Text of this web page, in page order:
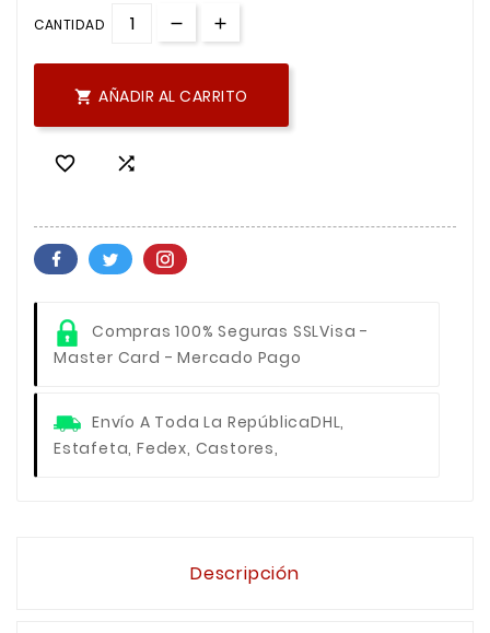
CANTIDAD
 AÑADIR AL CARRITO
 
Compras 100% Seguras SSLVisa -
Master Card - Mercado Pago
Envío A Toda La RepúblicaDHL,
Estafeta, Fedex, Castores,
Descripción